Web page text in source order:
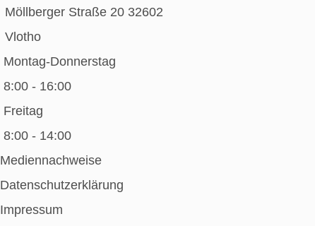
Möllberger Straße 20 32602
Vlotho
Montag-Donnerstag
8:00 - 16:00
Freitag
8:00 - 14:00
Mediennachweise
Datenschutzerklärung
Impressum